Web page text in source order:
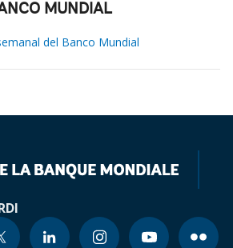
MUNDIAL
del Banco Mundial